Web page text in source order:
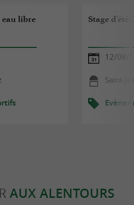
eau libre Stage
12/08/
Saint-
AUX ALENTOURS